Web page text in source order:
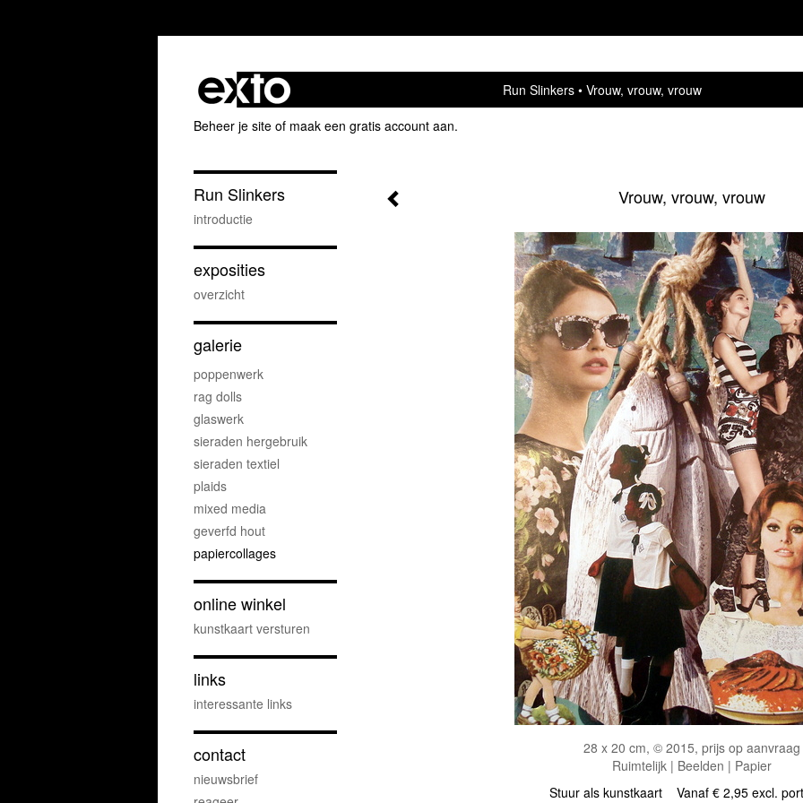
Run Slinkers
Vrouw, vrouw, vrouw
Beheer je site of maak een gratis account aan.
Vrouw, vrouw, vrouw
28 x 20 cm, © 2015, prijs op aanvraag
Ruimtelijk | Beelden | Papier
Stuur als kunstkaart Vanaf € 2,95 excl.
Run Slinkers
introductie
exposities
overzicht
galerie
poppenwerk
rag dolls
glaswerk
sieraden hergebruik
sieraden textiel
plaids
mixed media
geverfd hout
papiercollages
online winkel
kunstkaart versturen
links
interessante links
contact
nieuwsbrief